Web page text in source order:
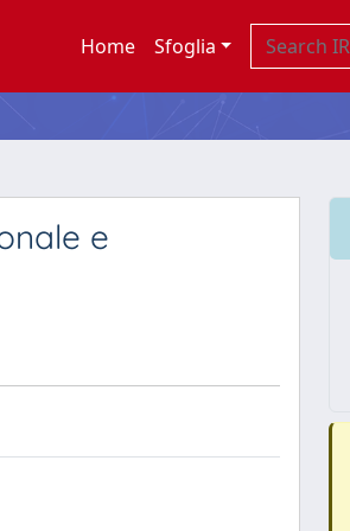
Home Sfoglia
e